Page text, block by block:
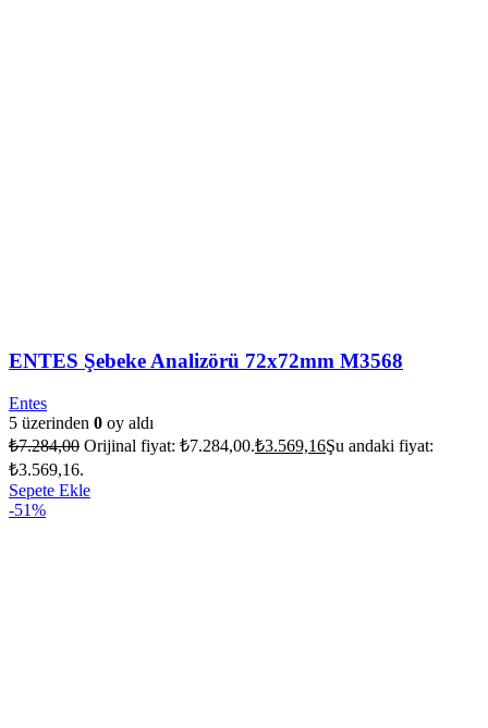
ENTES Şebeke Analizörü 72x72mm M3568
Entes
5 üzerinden 0 oy aldı
₺7.284,00 Orijinal fiyat: ₺7.284,00.₺3.569,16Şu andaki fiyat:
₺3.569,16.
Sepete Ekle
-51%